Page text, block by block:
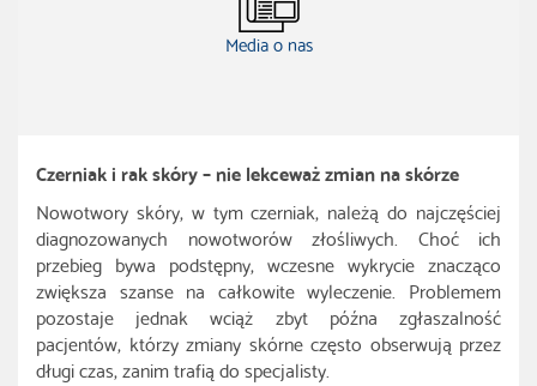
Media o nas
Czerniak i rak skóry – nie lekceważ zmian na skórze
Nowotwory skóry, w tym czerniak, należą do najczęściej
diagnozowanych nowotworów złośliwych. Choć ich
przebieg bywa podstępny, wczesne wykrycie znacząco
zwiększa szanse na całkowite wyleczenie. Problemem
pozostaje jednak wciąż zbyt późna zgłaszalność
pacjentów, którzy zmiany skórne często obserwują przez
długi czas, zanim trafią do specjalisty.